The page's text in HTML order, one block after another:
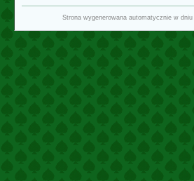
Strona wygenerowana automatycznie w dniu